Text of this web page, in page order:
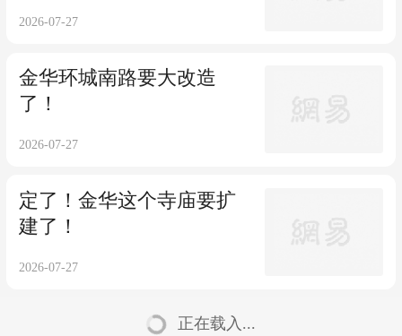
2026-07-27
金华环城南路要大改造
了！
2026-07-27
定了！金华这个寺庙要扩
建了！
2026-07-27
正在载入...